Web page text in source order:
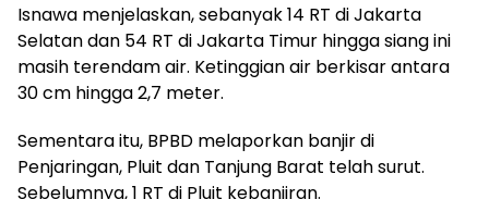
Isnawa menjelaskan, sebanyak 14 RT di Jakarta
Selatan dan 54 RT di Jakarta Timur hingga siang ini
masih terendam air. Ketinggian air berkisar antara
30 cm hingga 2,7 meter.
Sementara itu, BPBD melaporkan banjir di
Penjaringan, Pluit dan Tanjung Barat telah surut.
Sebelumnya, 1 RT di Pluit kebanjiran.